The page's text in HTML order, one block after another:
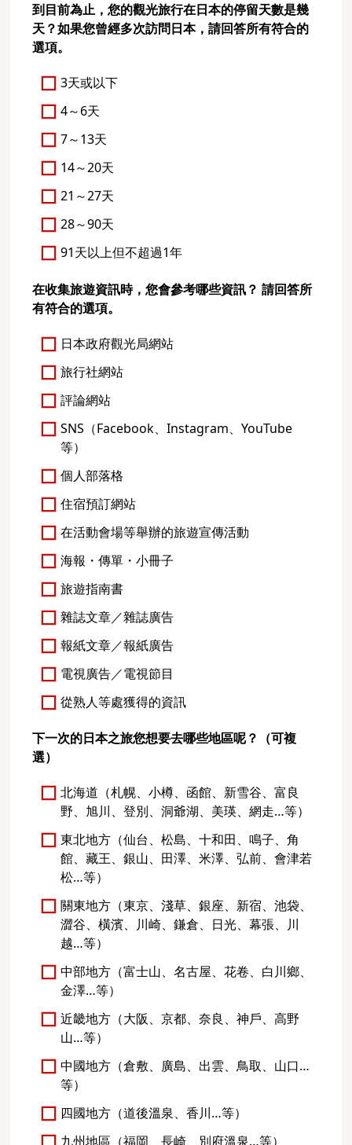
到目前為止，您的觀光旅行在日本的停留天數是幾
天？如果您曾經多次訪問日本，請回答所有符合的
選項。
3天或以下
4～6天
7～13天
14～20天
21～27天
28～90天
91天以上但不超過1年
在收集旅遊資訊時，您會參考哪些資訊？ 請回答所
有符合的選項。
日本政府觀光局網站
旅行社網站
評論網站
SNS（Facebook、Instagram、YouTube
等）
個人部落格
住宿預訂網站
在活動會場等舉辦的旅遊宣傳活動
海報・傳單・小冊子
旅遊指南書
雜誌文章／雜誌廣告
報紙文章／報紙廣告
電視廣告／電視節目
從熟人等處獲得的資訊
下一次的日本之旅您想要去哪些地區呢？（可複
選）
北海道（札幌、小樽、函館、新雪谷、富良
野、旭川、登別、洞爺湖、美瑛、網走…等）
東北地方（仙台、松島、十和田、鳴子、角
館、藏王、銀山、田澤、米澤、弘前、會津若
松…等）
關東地方（東京、淺草、銀座、新宿、池袋、
澀谷、橫濱、川崎、鎌倉、日光、幕張、川
越…等）
中部地方（富士山、名古屋、花卷、白川鄉、
金澤…等）
近畿地方（大阪、京都、奈良、神戶、高野
山…等）
中國地方（倉敷、廣島、出雲、鳥取、山口…
等）
四國地方（道後溫泉、香川…等）